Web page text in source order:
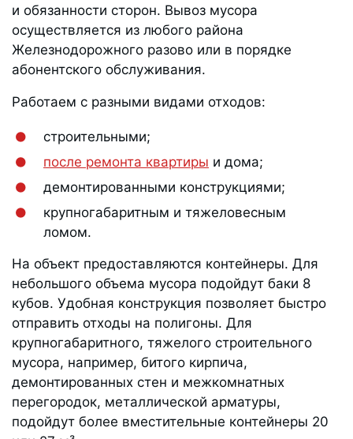
и обязанности сторон. Вывоз мусора
осуществляется из любого района
Железнодорожного разово или в порядке
абонентского обслуживания.
Работаем с разными видами отходов:
строительными;
после ремонта квартиры и дома;
демонтированными конструкциями;
крупногабаритным и тяжеловесным
ломом.
На объект предоставляются контейнеры. Для
небольшого объема мусора подойдут баки 8
кубов. Удобная конструкция позволяет быстро
отправить отходы на полигоны. Для
крупногабаритного, тяжелого строительного
мусора, например, битого кирпича,
демонтированных стен и межкомнатных
перегородок, металлической арматуры,
подойдут более вместительные контейнеры 20